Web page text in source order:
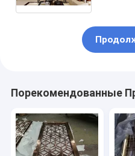
Порекомендованные